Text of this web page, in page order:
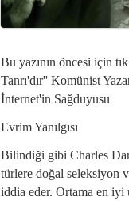
Bu yazının öncesi için
Tanrı'dır'' Komünist
İnternet'in Sağduyusu
Evrim Yanılgısı
Bilindiği gibi Charles
türlere doğal seleksiyon
iddia eder. Ortama en iyi